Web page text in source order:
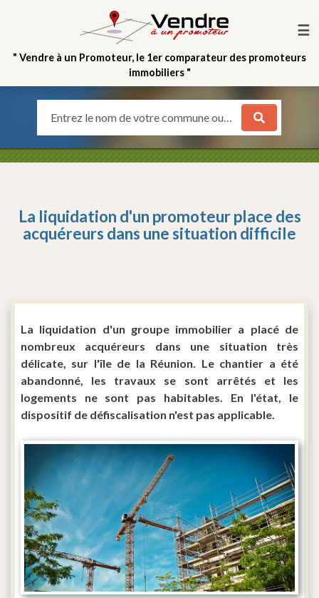
☰
" Vendre à un Promoteur, le 1er comparateur des promoteurs
immobiliers "
Entrez le nom de votre commune ou votre quartier
La liquidation d'un promoteur place des
acquéreurs dans une situation difficile
La liquidation d'un groupe immobilier a placé de
nombreux acquéreurs dans une situation très
délicate, sur l'île de la Réunion. Le chantier a été
abandonné, les travaux se sont arrêtés et les
logements ne sont pas habitables. En l'état, le
dispositif de défiscalisation n'est pas applicable.